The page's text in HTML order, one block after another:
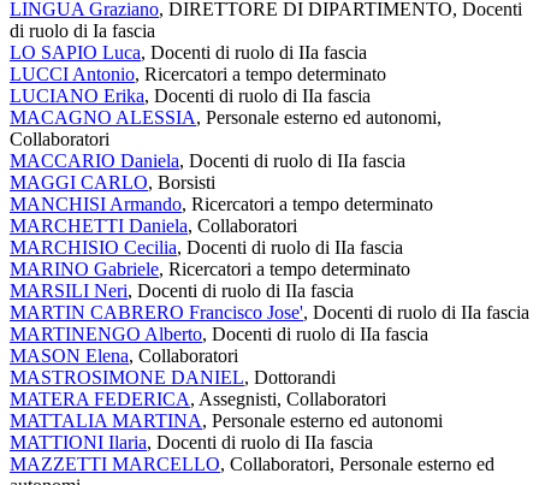
LINGUA Graziano, DIRETTORE DI DIPARTIMENTO, Docenti
di ruolo di Ia fascia
LO SAPIO Luca, Docenti di ruolo di IIa fascia
LUCCI Antonio, Ricercatori a tempo determinato
LUCIANO Erika, Docenti di ruolo di IIa fascia
MACAGNO ALESSIA, Personale esterno ed autonomi,
Collaboratori
MACCARIO Daniela, Docenti di ruolo di IIa fascia
MAGGI CARLO, Borsisti
MANCHISI Armando, Ricercatori a tempo determinato
MARCHETTI Daniela, Collaboratori
MARCHISIO Cecilia, Docenti di ruolo di IIa fascia
MARINO Gabriele, Ricercatori a tempo determinato
MARSILI Neri, Docenti di ruolo di IIa fascia
MARTIN CABRERO Francisco Jose', Docenti di ruolo di IIa fascia
MARTINENGO Alberto, Docenti di ruolo di IIa fascia
MASON Elena, Collaboratori
MASTROSIMONE DANIEL, Dottorandi
MATERA FEDERICA, Assegnisti, Collaboratori
MATTALIA MARTINA, Personale esterno ed autonomi
MATTIONI Ilaria, Docenti di ruolo di IIa fascia
MAZZETTI MARCELLO, Collaboratori, Personale esterno ed